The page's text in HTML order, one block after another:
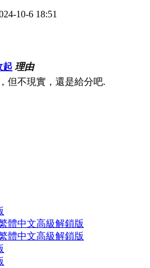
10-6 18:51
起 理由
但不現實，還是給分吧.
體中文高級解鎖版
體中文高級解鎖版